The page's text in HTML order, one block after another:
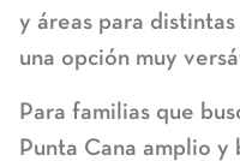
y áreas para
una opción muy
Para familias que
Punta Cana amplio y